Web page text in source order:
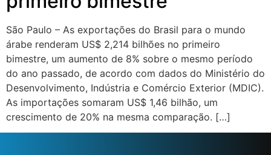
São Paulo – As exportações do Brasil para o mundo
árabe renderam US$ 2,214 bilhões no primeiro
bimestre, um aumento de 8% sobre o mesmo período
do ano passado, de acordo com dados do Ministério do
Desenvolvimento, Indústria e Comércio Exterior (MDIC).
As importações somaram US$ 1,46 bilhão, um
crescimento de 20% na mesma comparação. […]